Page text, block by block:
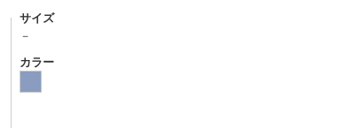
サイズ
－
カラー